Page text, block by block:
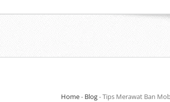
Home- Blog-Tips Merawat Ban